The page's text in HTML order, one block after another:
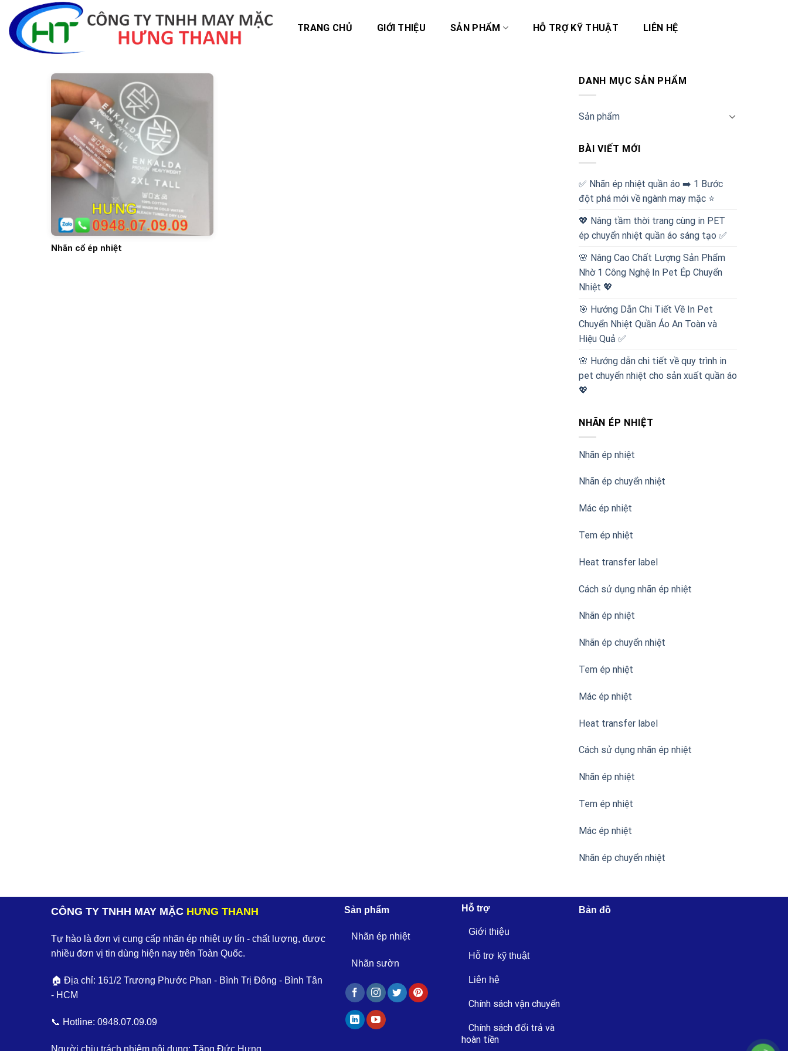
content
TRANG CHỦ GIỚI THIỆU SẢN PHẨM HỖ TRỢ KỸ THUẬT LIÊN HỆ
Nhãn cổ ép nhiệt
DANH MỤC SẢN PHẨM
Sản phẩm
BÀI VIẾT MỚI
✅‪ Nhãn ép nhiệt quần áo ➡️ 1 Bước
đột phá mới về ngành may mặc ⭐️
💖 Nâng tầm thời trang cùng in PET
ép chuyển nhiệt quần áo sáng tạo ✅
🌸 Nâng Cao Chất Lượng Sản Phẩm
Nhờ 1 Công Nghệ In Pet Ép Chuyển
Nhiệt 💖
🎯 Hướng Dẫn Chi Tiết Về In Pet
Chuyển Nhiệt Quần Áo An Toàn và
Hiệu Quả ✅
🌸 Hướng dẫn chi tiết về quy trình in
pet chuyển nhiệt cho sản xuất quần áo
💖
NHÃN ÉP NHIỆT
Nhãn ép nhiệt
Nhãn ép chuyển nhiệt
Mác ép nhiệt
Tem ép nhiệt
Heat transfer label
Cách sử dụng nhãn ép nhiệt
Nhãn ép nhiệt
Nhãn ép chuyển nhiệt
Tem ép nhiệt
Mác ép nhiệt
Heat transfer label
Cách sử dụng nhãn ép nhiệt
Nhãn ép nhiệt
Tem ép nhiệt
Mác ép nhiệt
Nhãn ép chuyển nhiệt
CÔNG TY TNHH MAY MẶC HƯNG THANH
Tự hào là đơn vị cung cấp nhãn ép nhiệt uy tín - chất lượng, được
nhiều đơn vị tin dùng hiện nay trên Toàn Quốc.
🏠 Địa chỉ: 161/2 Trương Phước Phan - Bình Trị Đông - Bình Tân
- HCM
📞 Hotline: 0948.07.09.09
Người chịu trách nhiệm nội dung: Tăng Đức Hưng
Sản phẩm
Nhãn ép nhiệt
Nhãn sườn
Hỗ trợ
Giới thiệu
Hỗ trợ kỹ thuật
Liên hệ
Chính sách vận chuyển
Chính sách đổi trả và
hoàn tiền
Bản đồ